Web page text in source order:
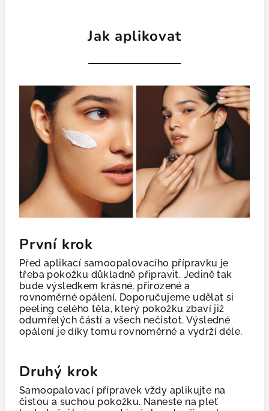
Jak aplikovat
První krok
Před aplikací samoopalovacího přípravku je
třeba pokožku důkladně připravit. Jedině tak
bude výsledkem krásné, přirozené a
rovnoměrné opálení. Doporučujeme udělat si
peeling celého těla, který pokožku zbaví již
odumřelých částí a všech nečistot. Výsledné
opálení je díky tomu rovnoměrné a vydrží déle.
Druhý krok
Samoopalovací přípravek vždy aplikujte na
čistou a suchou pokožku. Naneste na pleť